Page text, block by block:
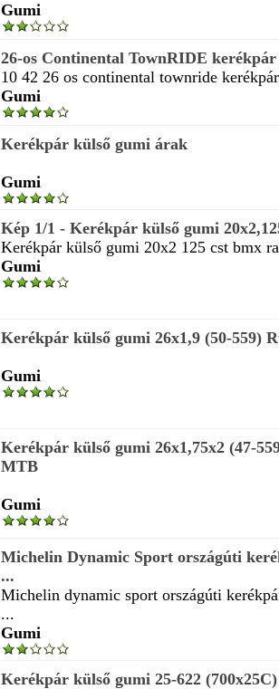
Gumi
26-os Continental TownRIDE
10 42 26 os continental townride
Gumi
Kerékpár külső gumi árak
Gumi
Kép 1/1 - Kerékpár külső gumi
Kerékpár külső gumi 20x2 125 cst bmx
Gumi
Kerékpár külső gumi 26x1,9 (50-559)
Gumi
Kerékpár külső gumi 26x1,75x2 (47-
MTB
Gumi
Michelin Dynamic Sport országúti
...
Michelin dynamic sport országúti
...
Gumi
Kerékpár külső gumi 25-622